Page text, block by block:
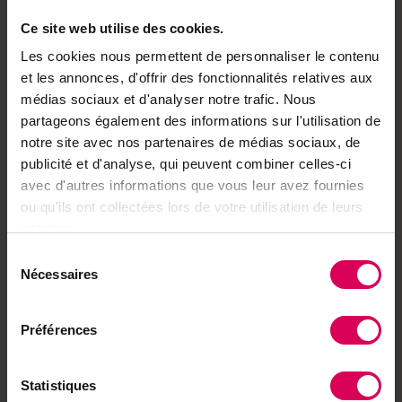
Ce site web utilise des cookies.
Les cookies nous permettent de personnaliser le contenu
et les annonces, d'offrir des fonctionnalités relatives aux
médias sociaux et d'analyser notre trafic. Nous
partageons également des informations sur l'utilisation de
notre site avec nos partenaires de médias sociaux, de
publicité et d'analyse, qui peuvent combiner celles-ci
avec d'autres informations que vous leur avez fournies
ou qu'ils ont collectées lors de votre utilisation de leurs
Nécessaires
Préférences
Statistiques
à protéger l’environnement et à éviter les risques de
grand tri de janvier en un geste durable.
+ D’infos erecycling.ch/projekte/electro-bag.html
Envie de partager ?
Achetez local sur
notre boutique
Découvrez les produits